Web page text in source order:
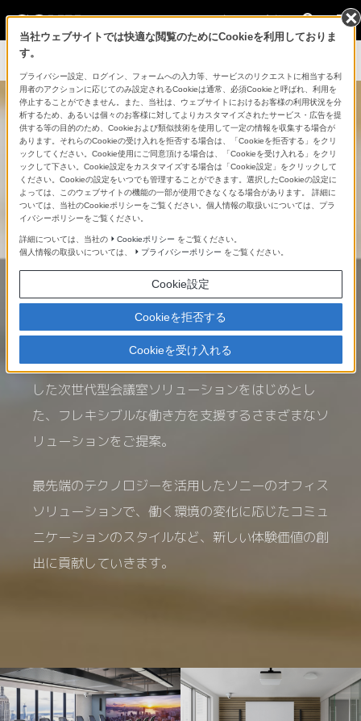
法人のお客様
環境の変化に合わせた、
新しい体験価値の創出
多様なワークスタイルやコミュニケーションに合わ
せてより適切なオフィス環境整備への対応がますま
す加速しつつあります。
ソニーは、対面とオンライン両方のスタイルに対応
した次世代型会議室ソリューションをはじめとし
た、 フレキシブルな働き方を支援するさまざまなソ
リューションをご提案。
最先端のテクノロジーを活用したソニーのオフィス
ソリューションで、 働く環境の変化に応じたコミュ
ニケーションのスタイルなど、 新しい体験価値の創
出に貢献していきます。
当社ウェブサイトでは快適な閲覧のためにCookieを利用しておりま
す。
プライバシー設定、ログイン、フォームへの入力等、サービスのリクエストに相当する利
用者のアクションに応じてのみ設定されるCookieは通常、必須Cookieと呼ばれ、利用を
停止することができません。また、当社は、ウェブサイトにおけるお客様の利用状況を分
析するため、あるいは個々のお客様に対してよりカスタマイズされたサービス・広告を提
供する等の目的のため、Cookieおよび類似技術を使用して一定の情報を収集する場合が
あります。それらのCookieの受け入れを拒否する場合は、「Cookieを拒否する」をクリ
ックしてください。Cookie使用にご同意頂ける場合は、「Cookieを受け入れる」をクリ
ックして下さい。Cookie設定をカスタマイズする場合は「Cookie設定」をクリックして
ください。Cookieの設定をいつでも管理することができます。選択したCookieの設定に
よっては、このウェブサイトの機能の一部が使用できなくなる場合があります。 詳細に
ついては、当社のCookieポリシーをご覧ください。個人情報の取扱いについては、プラ
イバシーポリシーをご覧ください。
詳細については、当社の Cookieポリシー をご覧ください。
個人情報の取扱いについては、
プライバシーポリシー をご覧ください。
Cookie設定
Cookieを拒否する
Cookieを受け入れる